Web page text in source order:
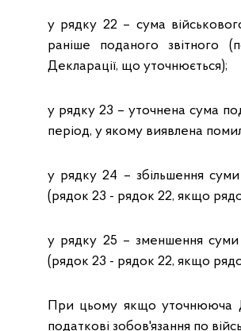
у рядку 22 – сума
раніше поданого звітного
Декларації, що уточнюється);
у рядку 23 – уточнена сума
період, у якому виявлена
у рядку 24 – збільшення
(рядок 23 - рядок 22, якщо
у рядку 25 – зменшення суми
(рядок 23 - рядок 22, якщо
При цьому якщо уточнююча
податкові зобов'язання по